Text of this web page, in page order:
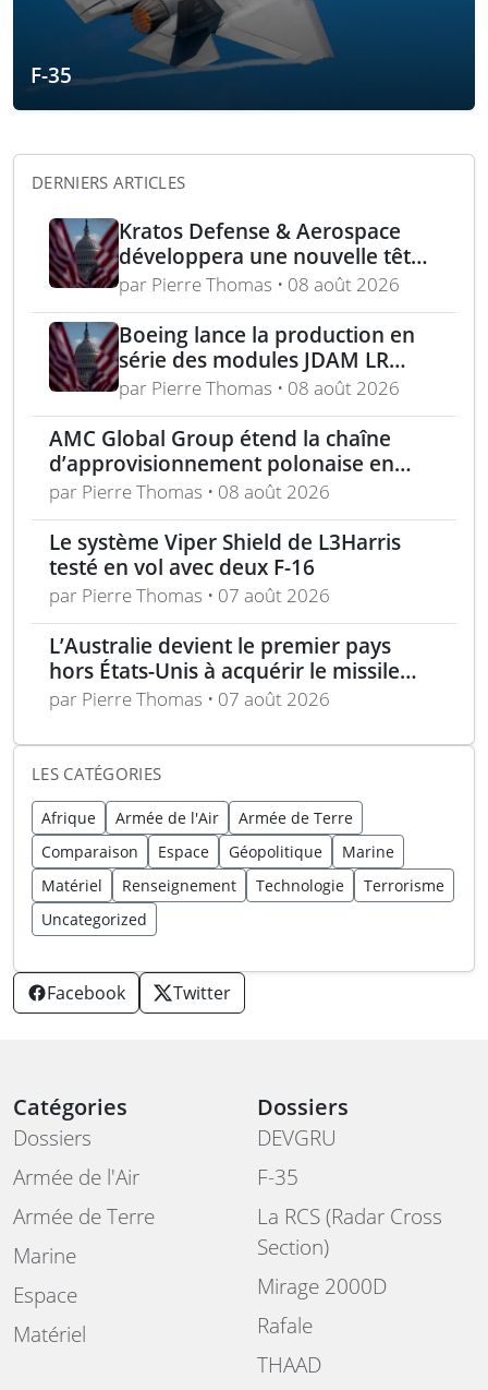
F-35
DERNIERS ARTICLES
Kratos Defense & Aerospace
développera une nouvelle tête
chercheuse pour les missiles
FGM-148 Javelin
par Pierre Thomas • 08 août 2026
Boeing lance la production en
série des modules JDAM LR
pour frappes de précision
longue portée
par Pierre Thomas • 08 août 2026
AMC Global Group étend la chaîne
d’approvisionnement polonaise en
munitions de 155 mm
par Pierre Thomas • 08 août 2026
Le système Viper Shield de L3Harris
testé en vol avec deux F-16
par Pierre Thomas • 07 août 2026
L’Australie devient le premier pays
hors États-Unis à acquérir le missile
AIM-260 JATM
par Pierre Thomas • 07 août 2026
LES CATÉGORIES
Afrique Armée de l'Air
Armée de Terre
Comparaison
Espace Géopolitique
Marine
Matériel
Renseignement Technologie
Terrorisme
Uncategorized
Facebook Twitter
Catégories
Dossiers
Armée de l'Air
Armée de Terre
Marine
Espace
Matériel
Dossiers
DEVGRU
F-35
La RCS (Radar Cross
Section)
Mirage 2000D
Rafale
THAAD